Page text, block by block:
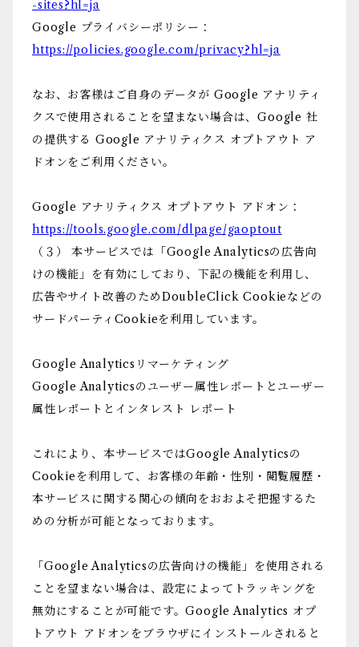
-sites?hl=ja
Google プライバシーポリシー：
https://policies.google.com/privacy?hl=ja
なお、お客様はご自身のデータが Google アナリティ
クスで使用されることを望まない場合は、Google 社
の提供する Google アナリティクス オプトアウト ア
ドオンをご利用ください。
Google アナリティクス オプトアウト アドオン：
https://tools.google.com/dlpage/gaoptout
（３） 本サービスでは「Google Analyticsの広告向
けの機能」を有効にしており、下記の機能を利用し、
広告やサイト改善のためDoubleClick Cookieなどの
サードパーティCookieを利用しています。
Google Analyticsリマーケティング
Google Analyticsのユーザー属性レポートとユーザー
属性レポートとインタレスト レポート
これにより、本サービスではGoogle Analyticsの
Cookieを利用して、お客様の年齢・性別・閲覧履歴・
本サービスに関する関心の傾向をおおよそ把握するた
めの分析が可能となっております。
「Google Analyticsの広告向けの機能」を使用される
ことを望まない場合は、設定によってトラッキングを
無効にすることが可能です。Google Analytics オプ
トアウト アドオンをブラウザにインストールされると